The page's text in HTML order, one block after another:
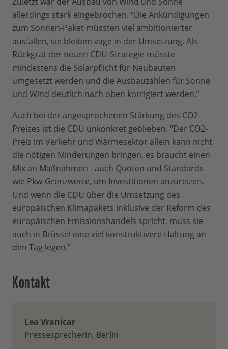
allerdings stark eingebrochen. “Die Ankündigungen
zum Sonnen-Paket müssten viel ambitionierter
ausfallen, sie bleiben vage in der Umsetzung. Als
Rückgrat der neuen CDU-Strategie müsste
mindestens die Solarpflicht für Neubauten
umgesetzt werden und die Ausbauzahlen für Sonne
und Wind deutlich nach oben korrigiert werden.”
Auch bei der angesprochenen Stärkung des CO2-
Preises ist die CDU unkonkret geblieben. “Der CO2-
Preis im Verkehr und Wärmesektor allein kann nicht
die nötigen Minderungen bringen, es braucht einen
Mix an Maßnahmen - auch Quoten und Standards
wie Pkw-Grenzwerte, um Investitionen anzureizen.
Und wenn die CDU über die Umsetzung des
europäischen Klimapakets inklusive der Reform des
europäischen Emissionshandels spricht, muss sie
auch in Brüssel eine viel konstruktivere Haltung an
den Tag legen.”
Kontakt
Lea Vranicar
Pressesprecherin, Berlin